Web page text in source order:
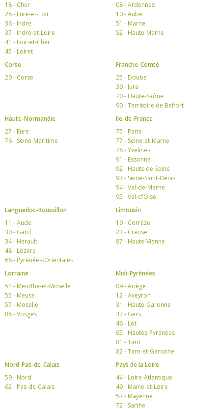
18 - Cher
28 - Eure-et-Loir
36 - Indre
37 - Indre-et-Loire
41 - Loir-et-Cher
45 - Loiret
08 - Ardennes
10 - Aube
51 - Marne
52 - Haute-Marne
Corse
20 - Corse
Franche-Comté
25 - Doubs
39 - Jura
70 - Haute-Saône
90 - Territoire de Belfort
Haute-Normandie
27 - Eure
76 - Seine-Maritime
Ile-de-France
75 - Paris
77 - Seine-et-Marne
78 - Yvelines
91 - Essonne
92 - Hauts-de-Seine
93 - Seine-Saint-Denis
94 - Val-de-Marne
95 - Val-d'Oise
Languedoc-Roussillon
11 - Aude
30 - Gard
34 - Hérault
48 - Lozère
66 - Pyrénées-Orientales
Limousin
19 - Corrèze
23 - Creuse
87 - Haute-Vienne
Lorraine
54 - Meurthe-et-Moselle
55 - Meuse
57 - Moselle
88 - Vosges
Midi-Pyrénées
09 - Ariège
12 - Aveyron
31 - Haute-Garonne
32 - Gers
46 - Lot
65 - Hautes-Pyrénées
81 - Tarn
82 - Tarn-et-Garonne
Nord-Pas-de-Calais
59 - Nord
62 - Pas-de-Calais
Pays de la Loire
44 - Loire-Atlantique
49 - Maine-et-Loire
53 - Mayenne
72 - Sarthe